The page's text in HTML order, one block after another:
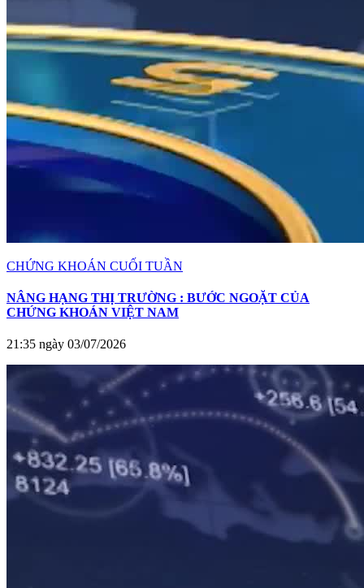
CHỨNG KHOÁN CUỐI TUẦN
NÂNG HẠNG THỊ TRƯỜNG : BƯỚC NGOẶT CỦA
CHỨNG KHOÁN VIỆT NAM
21:35 ngày 03/07/2026